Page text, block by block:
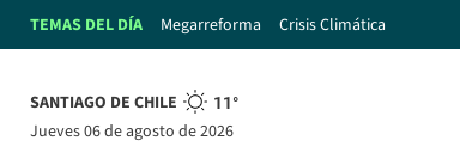
TEMAS DEL DÍA Megarreforma Crisis Climática
SANTIAGO DE CHILE 11°
jueves 06 de agosto de 2026